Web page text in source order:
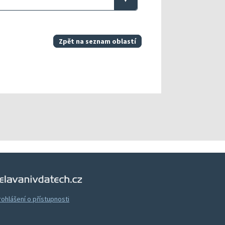
Zpět na seznam oblastí
Vzdělávání v datech
o přístupnosti